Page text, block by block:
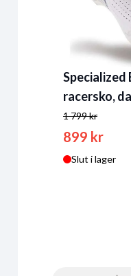
Specialized
racersko,
1 799 kr
899 kr
Slut i lager